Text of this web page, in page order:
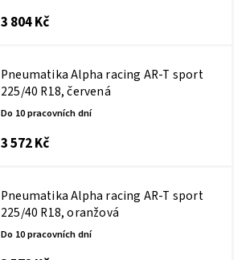
3 804 Kč
Pneumatika Alpha racing AR-T sport
225/40 R18, červená
Do 10 pracovních dní
3 572 Kč
Pneumatika Alpha racing AR-T sport
225/40 R18, oranžová
Do 10 pracovních dní